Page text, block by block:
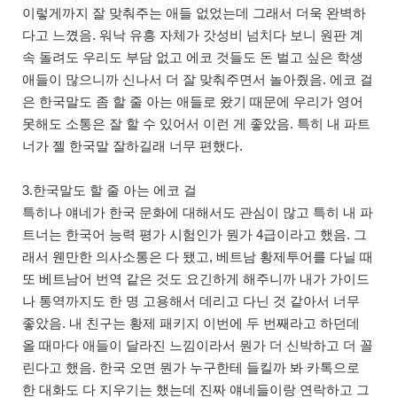
이렇게까지 잘 맞춰주는 애들 없었는데 그래서 더욱 완벽하
다고 느꼈음. 워낙 유흥 자체가 갓성비 넘치다 보니 원판 계
속 돌려도 우리도 부담 없고 에코 것들도 돈 벌고 싶은 학생
애들이 많으니까 신나서 더 잘 맞춰주면서 놀아줬음. 에코 걸
은 한국말도 좀 할 줄 아는 애들로 왔기 때문에 우리가 영어
못해도 소통은 잘 할 수 있어서 이런 게 좋았음. 특히 내 파트
너가 젤 한국말 잘하길래 너무 편했다.
3.한국말도 할 줄 아는 에코 걸
특히나 얘네가 한국 문화에 대해서도 관심이 많고 특히 내 파
트너는 한국어 능력 평가 시험인가 뭔가 4급이라고 했음. 그
래서 웬만한 의사소통은 다 됐고, 베트남 황제투어를 다닐 때
또 베트남어 번역 같은 것도 요긴하게 해주니까 내가 가이드
나 통역까지도 한 명 고용해서 데리고 다닌 것 같아서 너무
좋았음. 내 친구는 황제 패키지 이번에 두 번째라고 하던데
올 때마다 애들이 달라진 느낌이라서 뭔가 더 신박하고 더 꼴
린다고 했음. 한국 오면 뭔가 누구한테 들킬까 봐 카톡으로
한 대화도 다 지우기는 했는데 진짜 얘네들이랑 연락하고 그